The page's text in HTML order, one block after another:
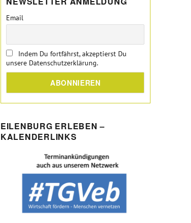
Email
Indem Du fortfährst, akzeptierst Du
unsere Datenschutzerklärung.
EILENBURG ERLEBEN –
KALENDERLINKS